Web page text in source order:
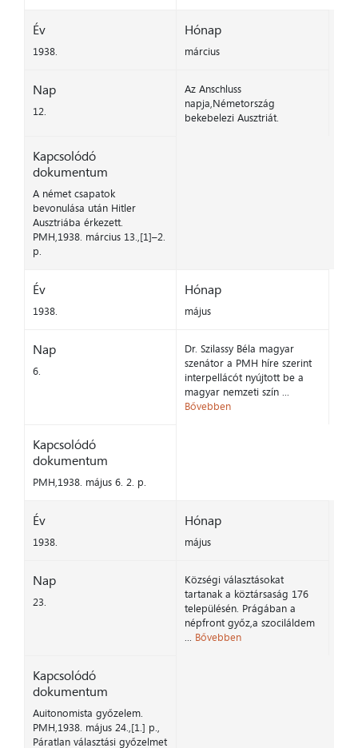
Év
1938.
Hónap
március
Nap
12.
Az Anschluss
napja,Németország
bekebelezi Ausztriát.
Kapcsolódó
dokumentum
A német csapatok
bevonulása után Hitler
Ausztriába érkezett.
PMH,1938. március 13.,[1]–2.
p.
Év
1938.
Hónap
május
Nap
6.
Dr. Szilassy Béla magyar
szenátor a PMH híre szerint
interpellácót nyújtott be a
magyar nemzeti szín ...
Bővebben
Kapcsolódó
dokumentum
PMH,1938. május 6. 2. p.
Év
1938.
Hónap
május
Nap
23.
Községi választásokat
tartanak a köztársaság 176
településén. Prágában a
népfront győz,a szociláldem
... Bővebben
Kapcsolódó
dokumentum
Auitonomista győzelem.
PMH,1938. május 24.,[1.] p.,
Páratlan választási győzelmet